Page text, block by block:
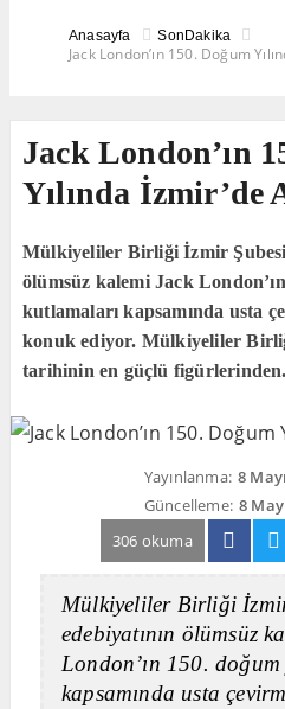
Anasayfa SonDakika
Jack London’ın 150. Doğum
Jack London’ın
Yılında İzmir’de
Mülkiyeliler Birliği İzmir
ölümsüz kalemi Jack
kutlamaları kapsamında usta
konuk ediyor. Mülkiyeliler
tarihinin en güçlü
Yayınlanma: 8
Güncelleme: 8
306 okuma
Mülkiyeliler Birliği
edebiyatının ölümsüz
London’ın 150. doğum
kapsamında usta